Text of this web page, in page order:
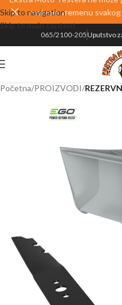
Skip to navigation
Skip to main content
realnom vremenu
065/2100-205Uputstvo
Početna PROIZVODI